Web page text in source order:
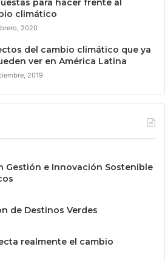
para hacer frente al
climático
2020
del cambio climático que ya
ver en América Latina
2019
Gestión e Innovación Sostenible
de Destinos Verdes
realmente el cambio